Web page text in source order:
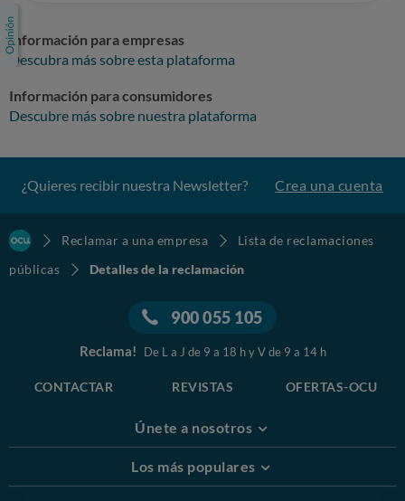
Información para empresas
Descubra más sobre esta plataforma
Información para consumidores
Descubre más sobre nuestra plataforma
¿Quieres recibir nuestra Newsletter? Crea una cuenta
Reclamar a una empresa
Lista de reclamaciones
públicas
Detalles de la reclamación
900 055 105
Reclama! De L a J de 9 a 18 h y V de 9 a 14 h
CONTACTAR REVISTAS OFERTAS-OCU
Únete a nosotros
Los más populares